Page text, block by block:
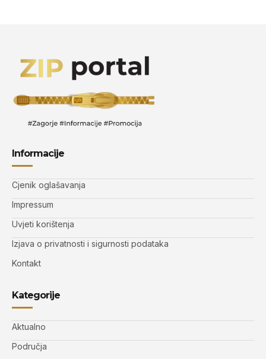
Informacije
Cjenik oglašavanja
Impressum
Uvjeti korištenja
Izjava o privatnosti i sigurnosti podataka
Kontakt
Kategorije
Aktualno
Područja